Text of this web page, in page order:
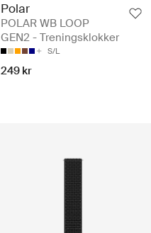
Polar
POLAR WB LOOP
GEN2 - Treningsklokker
S/L
249 kr